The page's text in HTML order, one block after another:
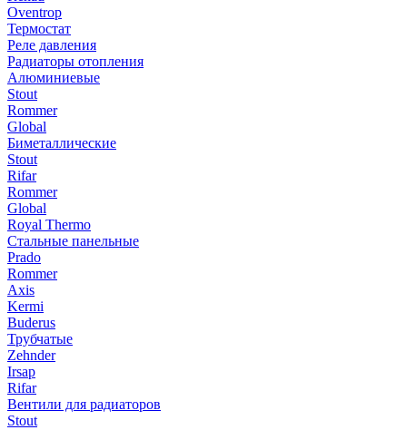
Oventrop
Термостат
Реле давления
Радиаторы отопления
Алюминиевые
Stout
Rommer
Global
Биметаллические
Stout
Rifar
Rommer
Global
Royal Thermo
Стальные панельные
Prado
Rommer
Axis
Kermi
Buderus
Трубчатые
Zehnder
Irsap
Rifar
Вентили для радиаторов
Stout